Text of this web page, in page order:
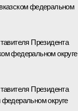
федеральном
Президента
федеральном округе
Президента
округе